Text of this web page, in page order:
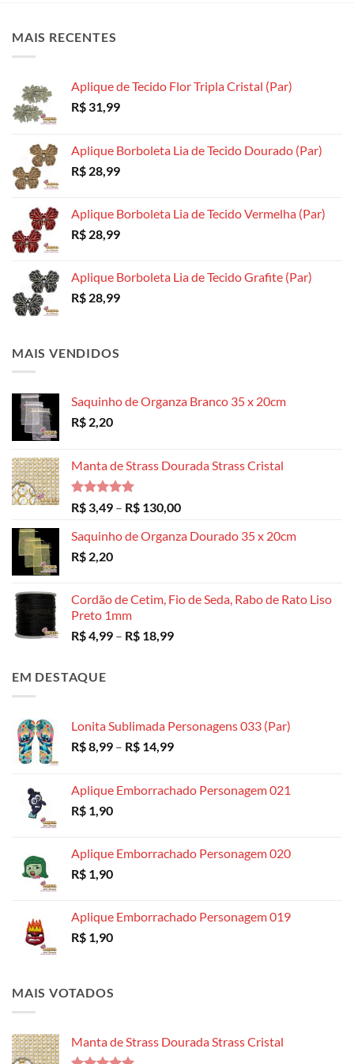
podem
na
página
página
página
MAIS RECENTES
Aplique de Tecido Flor Tripla Cristal (Par)
R$ 31,99
Aplique Borboleta Lia de Tecido Dourado (Par)
R$ 28,99
Aplique Borboleta Lia de Tecido Vermelha (Par)
R$ 28,99
Aplique Borboleta Lia de Tecido Grafite (Par)
R$ 28,99
MAIS VENDIDOS
Saquinho de Organza Branco 35 x 20cm
R$ 2,20
Manta de Strass Dourada Strass Cristal
Avaliação
5.00
de 5
R$ 3,49 – R$ 130,00Faixa
preço:
Saquinho de Organza Dourado 35 x 20cm
R$ 2,20
Cordão de Cetim, Fio de Seda, Rabo de Rato Liso
Preto 1mm
R$4,99 – R$ 18,99Faixa
EM DESTAQUE
Lonita Sublimada Personagens 033 (Par)
R$8,99 – R$ 14,99Faixa
R$ 8,99
Aplique Emborrachado Personagem 021
R$ 1,90
Aplique Emborrachado Personagem 020
R$ 1,90
Aplique Emborrachado Personagem 019
R$ 1,90
MAIS VOTADOS
Manta de Strass Dourada Strass Cristal